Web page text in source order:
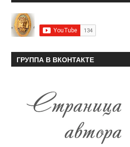
ГРУППА В ВКОНТАКТЕ